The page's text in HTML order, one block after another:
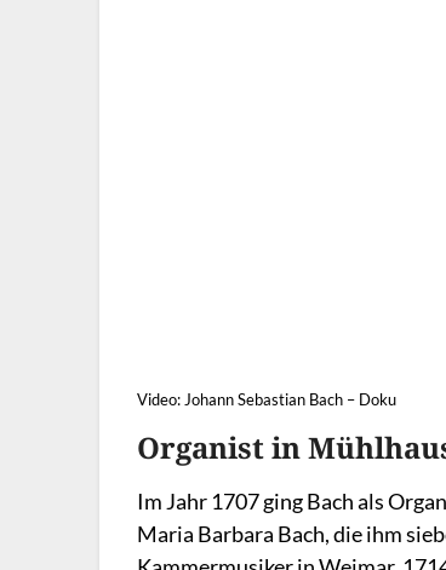
Video: Johann Sebastian Bach – Doku
Organist in
Im Jahr 1707 ging Bach als
Maria Barbara Bach, die ihm